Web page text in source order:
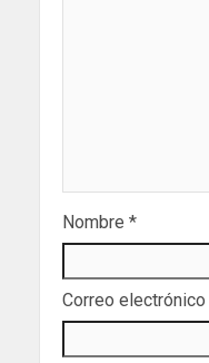
Nombre *
Correo electrónico